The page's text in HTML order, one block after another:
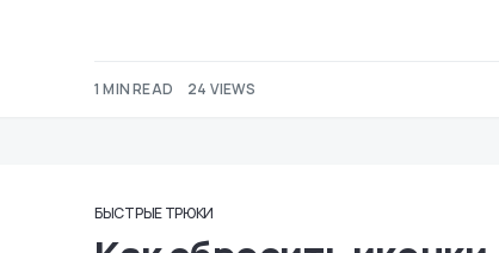
1 MIN READ 24 VIEWS
БЫСТРЫЕ ТРЮКИ